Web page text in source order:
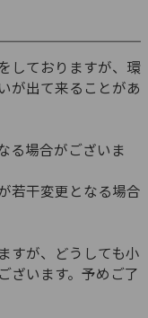
しておりますが、環
が出て来ることがあ
る場合がございま
若干変更となる場合
すが、どうしても小
ざいます。予めご了